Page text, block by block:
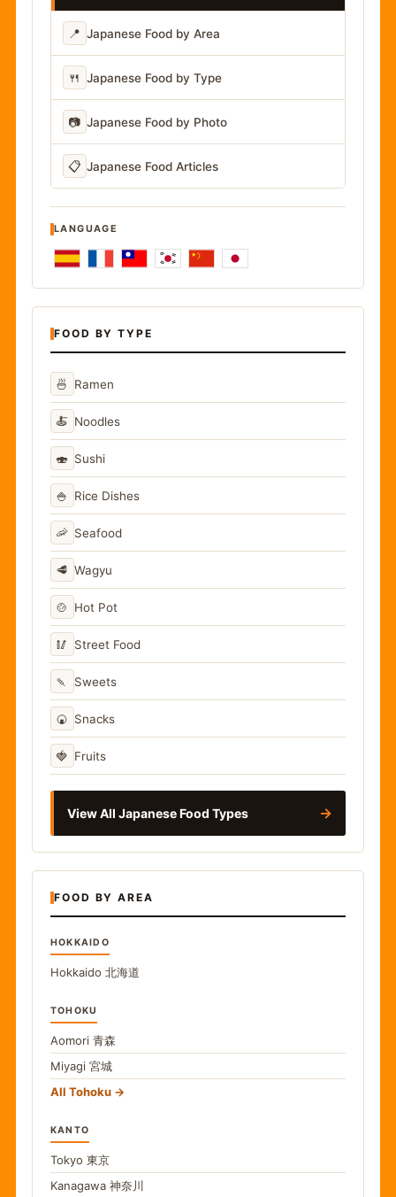
📍 Japanese Food by Area
🍴 Japanese Food by Type
📷 Japanese Food by Photo
📋 Japanese Food Articles
LANGUAGE
FOOD BY TYPE
🍜 Ramen
🍝 Noodles
🍣 Sushi
🍚 Rice Dishes
🦐 Seafood
🥩 Wagyu
🍲 Hot Pot
🥢 Street Food
🍡 Sweets
🍘 Snacks
🍓 Fruits
View All Japanese Food Types →
FOOD BY AREA
HOKKAIDO
Hokkaido 北海道
TOHOKU
Aomori 青森
Miyagi 宮城
All Tohoku
KANTO
Tokyo 東京
Kanagawa 神奈川